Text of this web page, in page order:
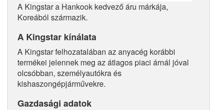
A Kingstar a Hankook kedvező áru márkája,
Koreából származik.
A Kingstar kínálata
A Kingstar felhozatalában az anyacég korábbi
termékei jelennek meg az átlagos piaci árnál jóval
olcsóbban, személyautókra és
kishaszongépjárművekre.
Gazdasági adatok